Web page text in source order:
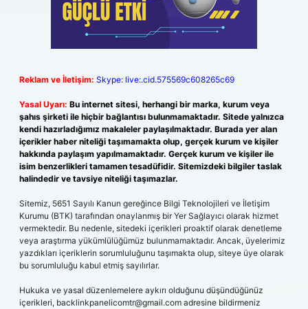
Reklam ve İletişim: Skype: live:.cid.575569c608265c69
Yasal Uyarı: Bu internet sitesi, herhangi bir marka, kurum veya
şahıs şirketi ile hiçbir bağlantısı bulunmamaktadır. Sitede yalnızca
kendi hazırladığımız makaleler paylaşılmaktadır. Burada yer alan
içerikler haber niteliği taşımamakta olup, gerçek kurum ve kişiler
hakkında paylaşım yapılmamaktadır. Gerçek kurum ve kişiler ile
isim benzerlikleri tamamen tesadüfidir. Sitemizdeki bilgiler taslak
halindedir ve tavsiye niteliği taşımazlar.
Sitemiz, 5651 Sayılı Kanun gereğince Bilgi Teknolojileri ve İletişim
Kurumu (BTK) tarafından onaylanmış bir Yer Sağlayıcı olarak hizmet
vermektedir. Bu nedenle, sitedeki içerikleri proaktif olarak denetleme
veya araştırma yükümlülüğümüz bulunmamaktadır. Ancak, üyelerimiz
yazdıkları içeriklerin sorumluluğunu taşımakta olup, siteye üye olarak
bu sorumluluğu kabul etmiş sayılırlar.
Hukuka ve yasal düzenlemelere aykırı olduğunu düşündüğünüz
içerikleri, backlinkpanelicomtr@gmail.com adresine bildirmeniz